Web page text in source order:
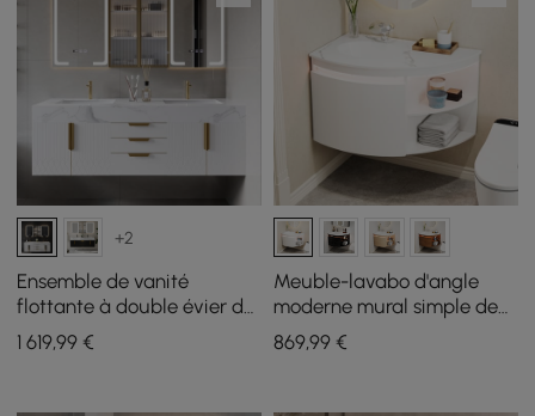
+2
Ensemble de vanité
flottante à double évier de
1500 mm avec armoire à
pharmacie LED avec
1 619,99 €
Meuble-lavabo d'angle
moderne mural simple de
91 cm avec évier, lumière
LED, rangement
869,99€